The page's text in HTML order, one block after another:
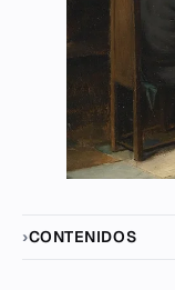
CONTENIDOS